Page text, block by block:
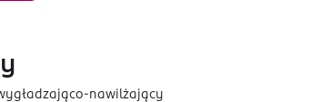
nawilżający